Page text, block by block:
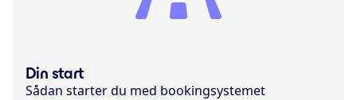
Din start
Sådan starter du med bookingsystemet